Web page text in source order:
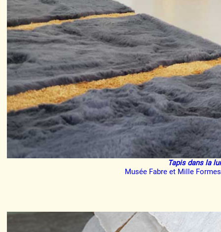
De A à Z
Année par année
Collection vidéos
Candidater
Tapis dans la
Musée Fabre et Mille